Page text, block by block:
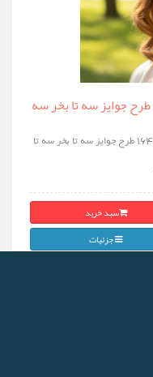
عینک آفتابی اسپرت مشکی کد 1642 طرح جوایز سه تا بخر سه
عینک آفتابی اسپرت مردانه و زنانه مشکی کد 1642 طرح جوایز سه تا بخر سه تا
سبد خرید
جزئیات